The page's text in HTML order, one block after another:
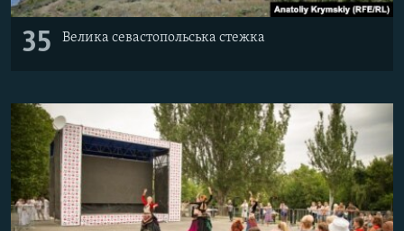
35 Велика севастопольська стежка